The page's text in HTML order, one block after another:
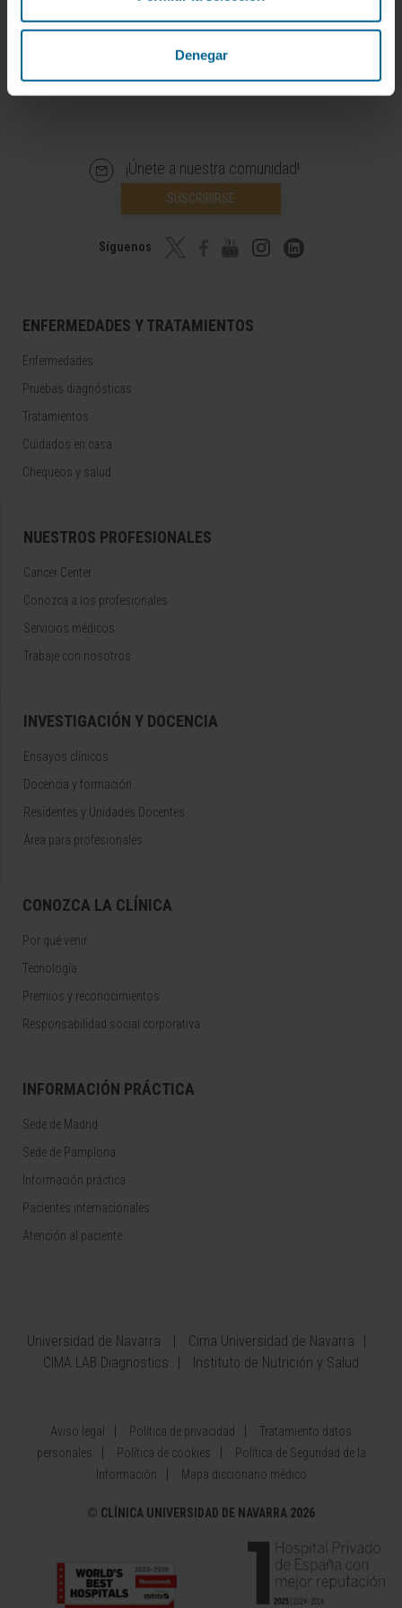
Denegar
Infografías realizadas con https://BioRender.com
¡Únete a nuestra comunidad!
SUSCRIBIRSE
Síguenos
ENFERMEDADES Y TRATAMIENTOS
Enfermedades
Pruebas diagnósticas
Tratamientos
Cuidados en casa
Chequeos y salud
NUESTROS PROFESIONALES
Cancer Center
Conozca a los profesionales
Servicios médicos
Trabaje con nosotros
INVESTIGACIÓN Y DOCENCIA
Ensayos clínicos
Docencia y formación
Residentes y Unidades Docentes
Área para profesionales
CONOZCA LA CLÍNICA
Por qué venir
Tecnología
Premios y reconocimientos
Responsabilidad social corporativa
INFORMACIÓN PRÁCTICA
Sede de Madrid
Sede de Pamplona
Información práctica
Pacientes internacionales
Atención al paciente
Universidad de Navarra
Cima Universidad de Navarra
CIMA LAB Diagnostics
Instituto de Nutrición y Salud
Aviso legal Política de privacidad
Tratamiento datos
personales
Política de cookies
Política de Seguridad de la
Información
Mapa diccionario médico
© CLÍNICA UNIVERSIDAD DE NAVARRA 2026